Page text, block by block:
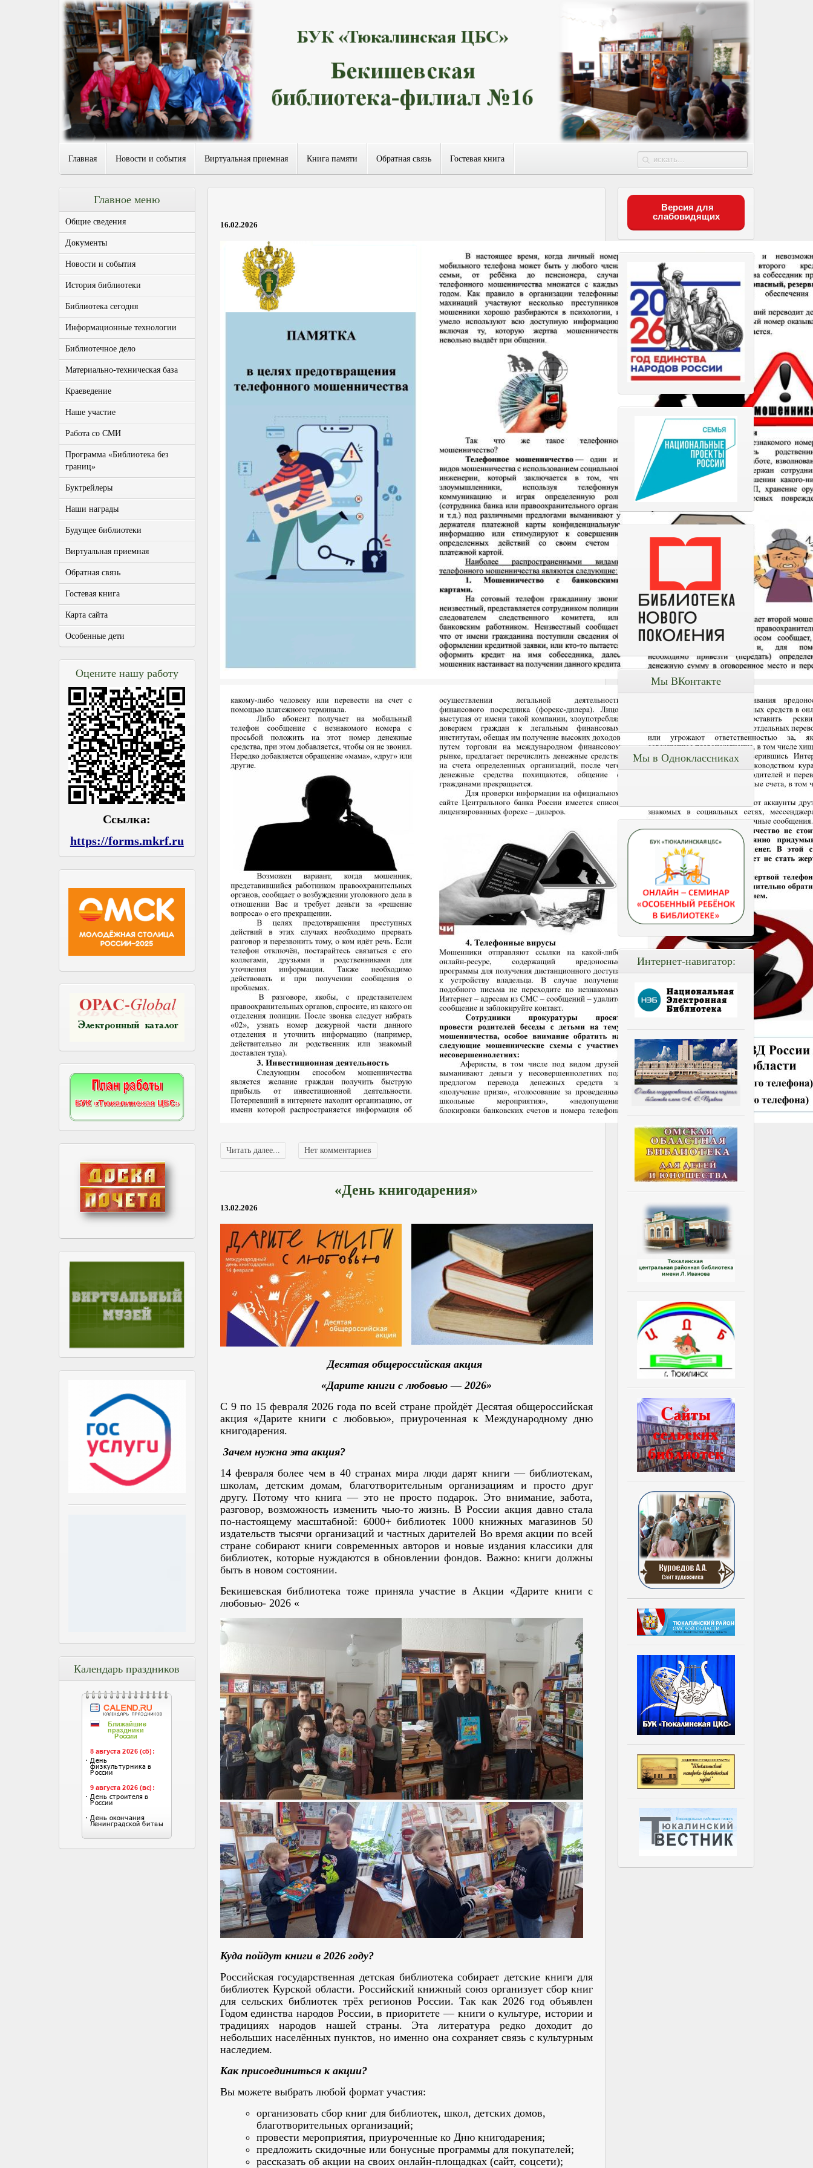
Главная Новости и события Виртуальная приемная Книга памяти Обратная связь Гостевая книга
16.02.2026
Читать далее... Нет комментариев
«День книгодарения»
13.02.2026
Десятая общероссийская акция
«Дарите книги с любовью — 2026»
С 9 по 15 февраля 2026 года по всей стране пройдёт Десятая общероссийская
акция «Дарите книги с любовью», приуроченная к Международному дню
книгодарения.
Зачем нужна эта акция?
14 февраля более чем в 40 странах мира люди дарят книги — библиотекам,
школам, детским домам, благотворительным организациям и просто друг
другу. Потому что книга — это не просто подарок. Это внимание, забота,
разговор, возможность изменить чью-то жизнь. В России акция давно стала
по-настоящему масштабной: 6000+ библиотек 1000 книжных магазинов 50
издательств тысячи организаций и частных дарителей Во время акции по всей
стране собирают книги современных авторов и новые издания классики для
библиотек, которые нуждаются в обновлении фондов. Важно: книги должны
быть в новом состоянии.
Бекишевская библиотека тоже приняла участие в Акции «Дарите книги с
любовью- 2026 «
Куда пойдут книги в 2026 году?
Российская государственная детская библиотека собирает детские книги для
библиотек Курской области. Российский книжный союз организует сбор книг
для сельских библиотек трёх регионов России. Так как 2026 год объявлен
Годом единства народов России, в приоритете — книги о культуре, истории и
традициях народов нашей страны. Эта литература редко доходит до
небольших населённых пунктов, но именно она сохраняет связь с культурным
наследием.
Как присоединиться к акции?
Вы можете выбрать любой формат участия:
организовать сбор книг для библиотек, школ, детских домов,
благотворительных организаций;
провести мероприятия, приуроченные ко Дню книгодарения;
предложить скидочные или бонусные программы для покупателей;
рассказать об акции на своих онлайн-площадках (сайт, соцсети);
Главное меню
Общие сведения
Документы
Новости и события
История библиотеки
Библиотека сегодня
Информационные технологии
Библиотечное дело
Материально-техническая база
Краеведение
Наше участие
Работа со СМИ
Программа «Библиотека без
границ»
Буктрейлеры
Наши награды
Будущее библиотеки
Виртуальная приемная
Обратная связь
Гостевая книга
Карта сайта
Особенные дети
Оцените нашу работу
Ссылка:
https://forms.mkrf.ru
Календарь праздников
Версия для
слабовидящих
Мы ВКонтакте
Мы в Одноклассниках
Интернет-навигатор: